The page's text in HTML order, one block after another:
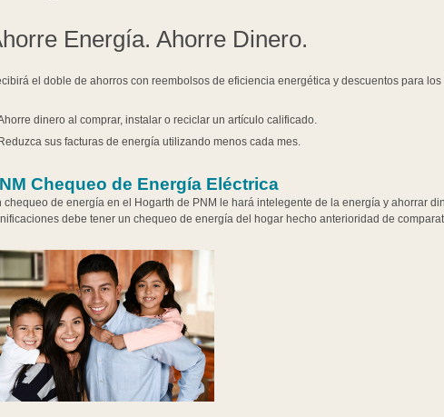
Energía. Ahorre Dinero.
el doble de ahorros con reembolsos de eficiencia energética y descuentos para
dinero al comprar, instalar o reciclar un artículo calificado.
Reduzca sus facturas de energía utilizando menos cada mes.
Chequeo de Energía Eléctrica
chequeo de energía en el Hogarth de PNM le hará intelegente de la energía y ahorrar
debe tener un chequeo de energía del hogar hecho anterioridad de